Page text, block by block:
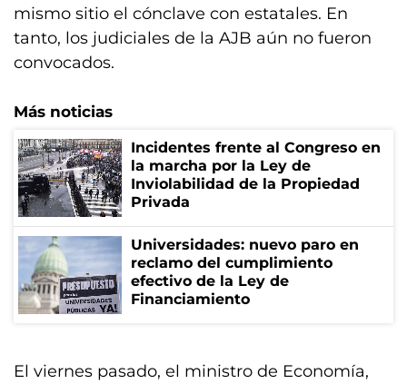
mismo sitio el cónclave con estatales. En
tanto, los judiciales de la AJB aún no fueron
convocados.
Más noticias
Incidentes frente al Congreso en
la marcha por la Ley de
Inviolabilidad de la Propiedad
Privada
Universidades: nuevo paro en
reclamo del cumplimiento
efectivo de la Ley de
Financiamiento
El viernes pasado, el ministro de Economía,